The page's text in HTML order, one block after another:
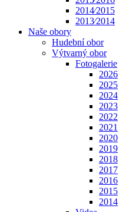
2014⁄2015
2013⁄2014
Naše obory
Hudební obor
Výtvarný obor
Fotogalerie
2026
2025
2024
2023
2022
2021
2020
2019
2018
2017
2016
2015
2014